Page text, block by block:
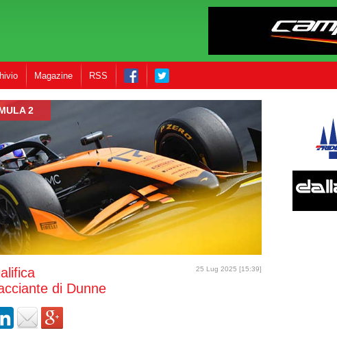
Magazine RSS
2
25 Lug 2025 [15:39]
di Dunne